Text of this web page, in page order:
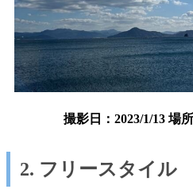
撮影日：2023/1/13 場
2. フリースタイル